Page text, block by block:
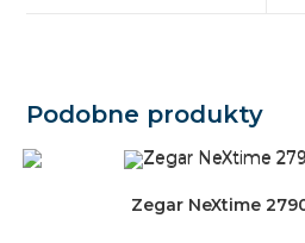
Podobne produkty
Zegar NeXtime